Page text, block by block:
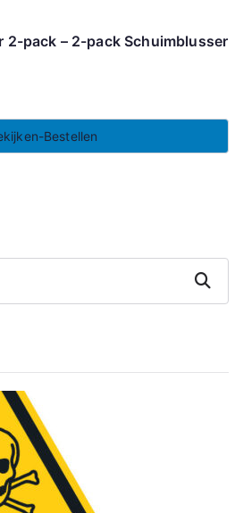
2-pack – 2-pack Schuimblusser
Bestellen
Zoeken